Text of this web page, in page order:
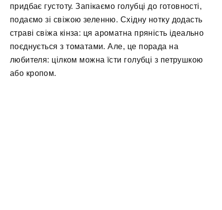
придбає густоту. Запікаємо голубці до готовності,
подаємо зі свіжою зеленню. Східну нотку додасть
страві свіжа кінза: ця ароматна пряність ідеально
поєднується з томатами. Але, це порада на
любителя: цілком можна їсти голубці з петрушкою
або кропом.